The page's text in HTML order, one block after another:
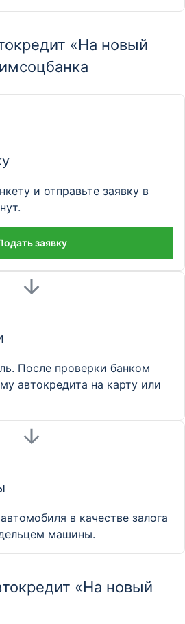
«На новый
и отправьте заявку в
заявку
После проверки банком
автокредита на карту или
в качестве залога
машины.
«На новый